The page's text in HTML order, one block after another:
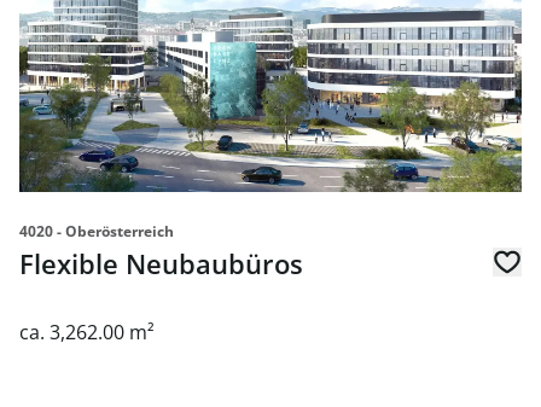
4020 - Oberösterreich
Flexible Neubaubüros
ca. 3,262.00 m²